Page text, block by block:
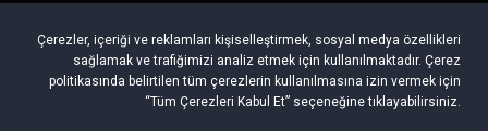
+90 212 567 98 64 Tel : +90 212 879 29 94 Fax : +90 212 879 29
95 http://www.ozgulmak.com E-Mail : info@ozgulmak.com
Adres : Beylikduzu Organize Sanayi Bölgesi. Mermerciler Sanayi
Çerezler, içeriği ve reklamları kişiselleştirmek, sosyal medya özellikleri
sağlamak ve trafiğimizi analiz etmek için kullanılmaktadır. Çerez
politikasında belirtilen tüm çerezlerin kullanılmasına izin vermek için
“Tüm Çerezleri Kabul Et” seçeneğine tıklayabilirsiniz.